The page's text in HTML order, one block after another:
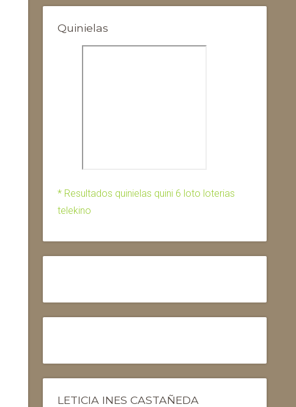
Quinielas
* Resultados quinielas quini 6 loto loterias
telekino
LETICIA INES CASTAÑEDA